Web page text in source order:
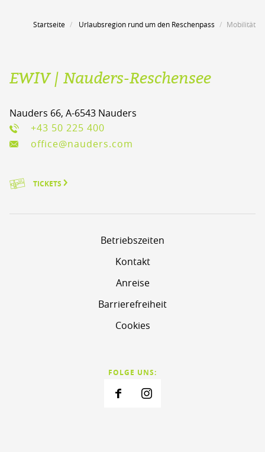
Startseite Urlaubsregion rund um den Reschenpass Mobilität
EWIV | Nauders-Reschensee
Nauders 66, A-6543 Nauders
+43 50 225 400
office@nauders.com
TICKETS
Betriebszeiten
Kontakt
Anreise
Barrierefreiheit
Cookies
FOLGE UNS: